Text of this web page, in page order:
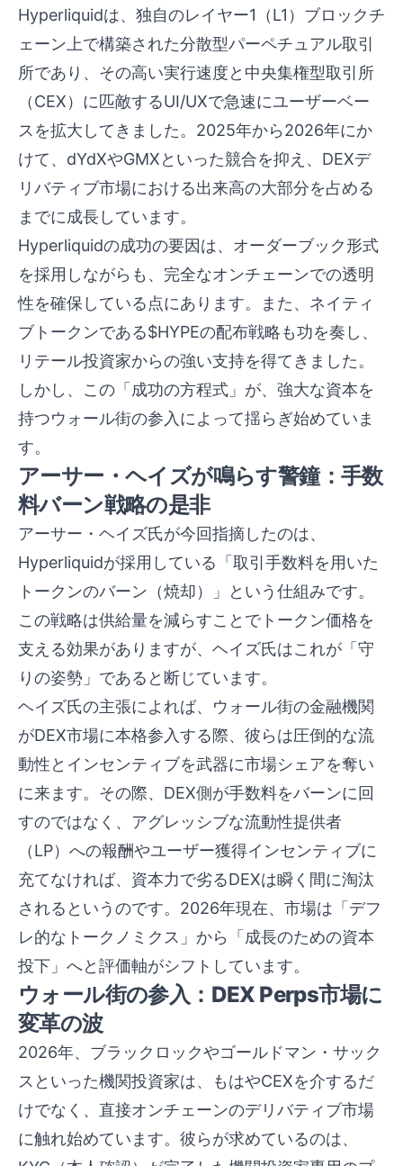
Hyperliquidは、独自のレイヤー1（L1）ブロックチ
ェーン上で構築された分散型パーペチュアル取引
所であり、その高い実行速度と中央集権型取引所
（CEX）に匹敵するUI/UXで急速にユーザーベー
スを拡大してきました。2025年から2026年にか
けて、dYdXやGMXといった競合を抑え、DEXデ
リバティブ市場における出来高の大部分を占める
までに成長しています。
Hyperliquidの成功の要因は、オーダーブック形式
を採用しながらも、完全なオンチェーンでの透明
性を確保している点にあります。また、ネイティ
ブトークンである$HYPEの配布戦略も功を奏し、
リテール投資家からの強い支持を得てきました。
しかし、この「成功の方程式」が、強大な資本を
持つウォール街の参入によって揺らぎ始めていま
す。
アーサー・ヘイズが鳴らす警鐘：手数
料バーン戦略の是非
アーサー・ヘイズ氏が今回指摘したのは、
Hyperliquidが採用している「取引手数料を用いた
トークンのバーン（焼却）」という仕組みです。
この戦略は供給量を減らすことでトークン価格を
支える効果がありますが、ヘイズ氏はこれが「守
りの姿勢」であると断じています。
ヘイズ氏の主張によれば、ウォール街の金融機関
がDEX市場に本格参入する際、彼らは圧倒的な流
動性とインセンティブを武器に市場シェアを奪い
に来ます。その際、DEX側が手数料をバーンに回
すのではなく、アグレッシブな流動性提供者
（LP）への報酬やユーザー獲得インセンティブに
充てなければ、資本力で劣るDEXは瞬く間に淘汰
されるというのです。2026年現在、市場は「デフ
レ的なトークノミクス」から「成長のための資本
投下」へと評価軸がシフトしています。
ウォール街の参入：DEX Perps市場に
変革の波
2026年、ブラックロックやゴールドマン・サック
スといった機関投資家は、もはやCEXを介するだ
けでなく、直接オンチェーンのデリバティブ市場
に触れ始めています。彼らが求めているのは、